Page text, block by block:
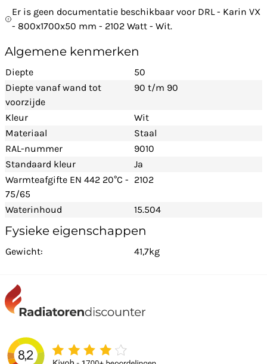
Er is geen documentatie beschikbaar voor DRL - Karin VX
- 800x1700x50 mm - 2102 Watt - Wit.
Algemene kenmerken
Diepte
50
Diepte vanaf wand tot
voorzijde
90 t/m 90
Kleur
Wit
Materiaal
Staal
RAL-nummer
9010
Standaard kleur
Ja
Warmteafgifte EN 442 20°C -
75/65
2102
Waterinhoud 15.504
Fysieke eigenschappen
Gewicht: 41,7kg